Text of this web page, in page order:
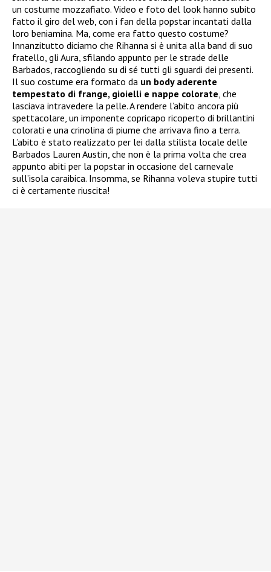
un costume mozzafiato. Video e foto del look hanno subito
fatto il giro del web, con i fan della popstar incantati dalla
loro beniamina. Ma, come era fatto questo costume?
Innanzitutto diciamo che Rihanna si è unita alla band di suo
fratello, gli Aura, sfilando appunto per le strade delle
Barbados, raccogliendo su di sé tutti gli sguardi dei presenti.
Il suo costume era formato da un body aderente
tempestato di frange, gioielli e nappe colorate, che
lasciava intravedere la pelle. A rendere l’abito ancora più
spettacolare, un imponente copricapo ricoperto di brillantini
colorati e una crinolina di piume che arrivava fino a terra.
L’abito è stato realizzato per lei dalla stilista locale delle
Barbados Lauren Austin, che non è la prima volta che crea
appunto abiti per la popstar in occasione del carnevale
sull’isola caraibica. Insomma, se Rihanna voleva stupire tutti
ci è certamente riuscita!